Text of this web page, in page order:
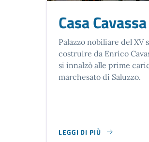
Casa
Palazzo nobiliare del XV
costruire da Enrico
si innalzò alle prime
marchesato di Saluzzo.
LEGGI DI PIÙ
SU CASA CAVASSA (SEC. XV)